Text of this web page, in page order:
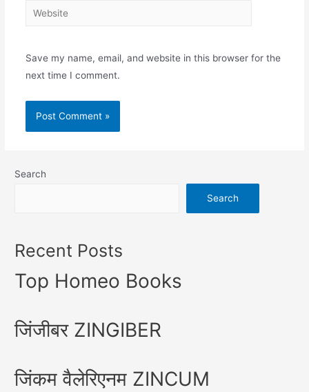
Website
Save my name, email, and website in this browser for the
next time I comment.
Search
Search
Recent Posts
Top Homeo Books
जिंजीबर ZINGIBER
जिंकम वैलेरिएनम ZINCUM